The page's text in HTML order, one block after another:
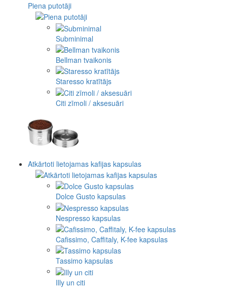
Piena putotāji
Subminimal
Bellman tvaikonis
Staresso kratītājs
Citi zīmoli / aksesuāri
Atkārtoti lietojamas kafijas kapsulas
Dolce Gusto kapsulas
Nespresso kapsulas
Cafissimo, Caffitaly, K-fee kapsulas
Tassimo kapsulas
Illy un citi